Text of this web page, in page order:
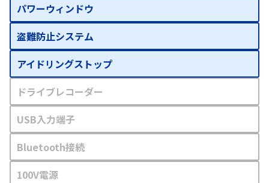
パワーウィンドウ
盗難防止システム
アイドリングストップ
ドライブレコーダー
USB入力端子
Bluetooth接続
100V電源